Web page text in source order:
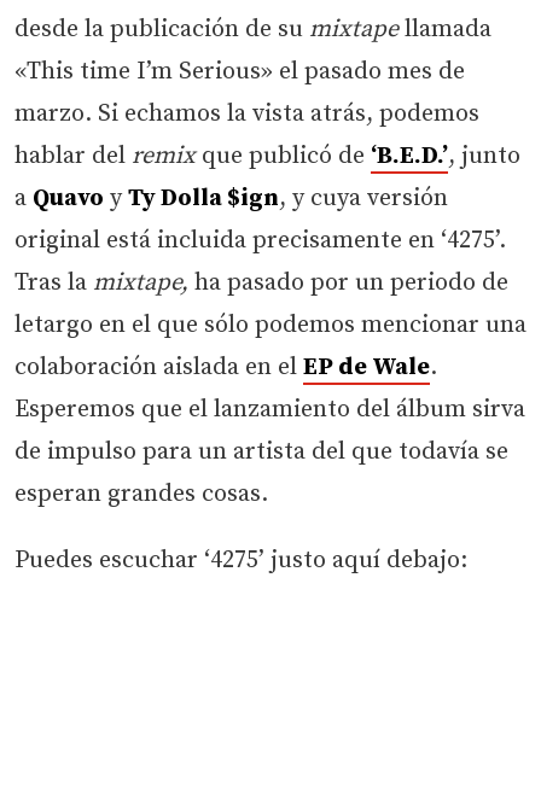
desde la publicación de su mixtapellamada
«This time I’m Serious» el pasado mes de
marzo. Si echamos la vista atrás, podemos
hablar del remixque publicó de ‘B.E.D.’, junto
a Quavo yTy Dolla $ign, y cuya versión
original está incluida precisamente en ‘4275’.
Tras la mixtape, ha pasado por un periodo de
letargo en el que sólo podemos mencionar una
colaboración aislada en el EP de Wale.
Esperemos que el lanzamiento del álbum sirva
de impulso para un artista del que todavía se
esperan grandes cosas.
Puedes escuchar ‘4275’ justo aquí debajo: